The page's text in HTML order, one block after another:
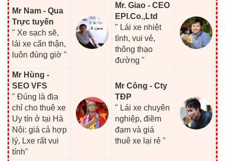
Mr Nam - Qua
Trực tuyến
" Xe sạch sẽ,
lái xe cẩn thận,
luôn đúng giờ "
Mr. Giao - CEO
EPI.Co.,Ltd
" Lái xe nhiệt
tình, vui vẻ,
thông thạo
đường "
Mr Hùng -
SEO VFS
" Đúng là địa
chỉ cho thuê xe
Uy tín ở tại Hà
Nội: giá cả hợp
lý, Lxe rất vui
tính"
Mr Công - Cty
TĐP
" Lái xe chuyên
nghiệp, điềm
đạm và giá
thuê xe lại rẻ "